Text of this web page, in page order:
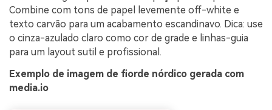
Combine com tons de papel levemente off-white e
texto carvão para um acabamento escandinavo. Dica: use
o cinza-azulado claro como cor de grade e linhas-guia
para um layout sutil e profissional.
Exemplo de imagem de fiorde nórdico gerada com
media.io